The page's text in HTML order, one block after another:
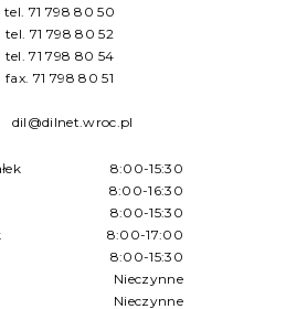
tel. 71 798 80 50
tel. 71 798 80 52
tel. 71 798 80 54
fax. 71 798 80 51
dil@dilnet.wroc.pl
8:00-15:30
8:00-16:30
8:00-15:30
8:00-17:00
8:00-15:30
Nieczynne
Nieczynne